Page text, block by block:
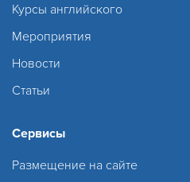
Курсы английского
Мероприятия
Новости
Статьи
Сервисы
Размещение на сайте